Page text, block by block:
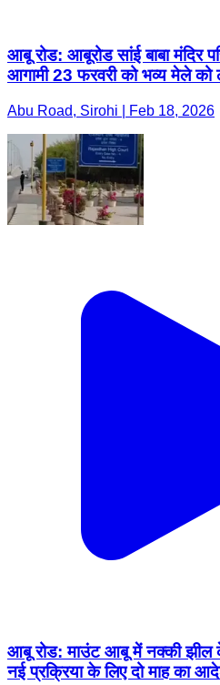
आबू रोड: आबूरोड सांई बाबा मंदिर
आगामी 23 फरवरी को भव्य मेले को
Abu Road, Sirohi | Feb 18, 2026
आबू रोड: माउंट आबू में नक्की झील के
नई प्रक्रिया के लिए दो माह का